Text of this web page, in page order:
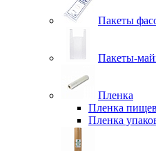
Пакеты
Пакеты-
Пленка
Пленка
Пленка